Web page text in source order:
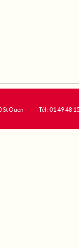
St Ouen
Tél : 01 49 48